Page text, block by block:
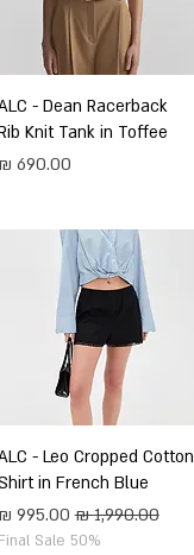
תצוגה מהירה
- Dean Racerback
Knit Tank in Toffee
מחיר
תצוגה מהירה
- Leo Cropped Cotton
in French Blue
מחיר רגיל‏1,990.00 ‏₪ מחיר מבצע
Final Sale 50%